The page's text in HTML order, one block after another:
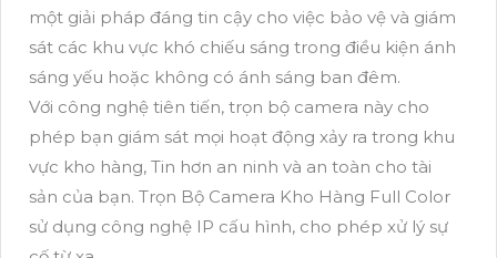
một giải pháp đáng tin cậy cho việc bảo vệ và giám
sát các khu vực khó chiếu sáng trong điều kiện ánh
sáng yếu hoặc không có ánh sáng ban đêm.
Với công nghệ tiên tiến, trọn bộ camera này cho
phép bạn giám sát mọi hoạt động xảy ra trong khu
vực kho hàng, Tin hơn an ninh và an toàn cho tài
sản của bạn. Trọn Bộ Camera Kho Hàng Full Color
sử dụng công nghệ IP cấu hình, cho phép xử lý sự